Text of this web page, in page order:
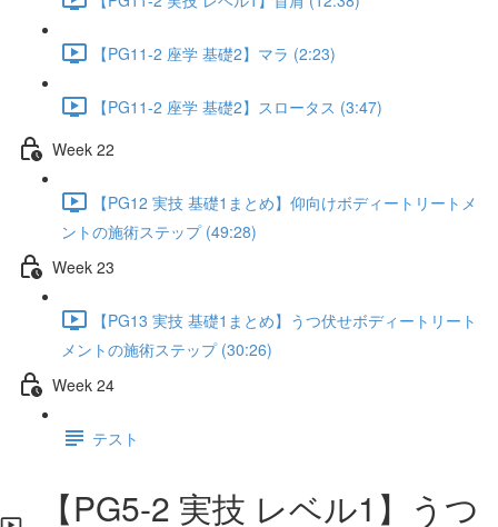
【PG11-2 座学 基礎2】マラ (2:23)
【PG11-2 座学 基礎2】スロータス (3:47)
Week 22
【PG12 実技 基礎1まとめ】仰向けボディートリートメ
ントの施術ステップ (49:28)
Week 23
【PG13 実技 基礎1まとめ】うつ伏せボディートリート
メントの施術ステップ (30:26)
Week 24
テスト
【PG5-2 実技 レベル1】うつ